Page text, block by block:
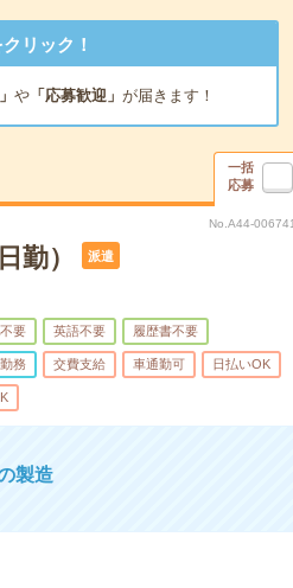
リック！
や「応募歓迎」 が届きます！
一括
応募
No.A44-
勤） 派遣
要 英語不要 履歴書不要
務 交費支給 車通勤可 日払いOK
製造